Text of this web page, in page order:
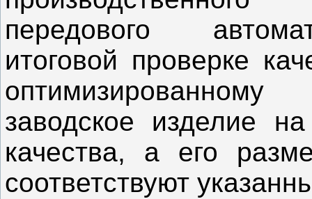
передового
итоговой проверке
заводское изделие
качества, а его
соответствуют